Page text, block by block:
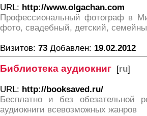
URL: http://www.olgachan.com
Профессиональный фотограф в
фото, свадебный, детский,
Визитов: 73 Добавлен: 19.02.2012
Библиотека аудиокниг [ru]
URL: http://booksaved.ru/
Бесплатно и без обезательной
аудиокниги всевозможных жанров